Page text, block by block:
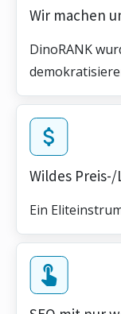
Wir machen
DinoRANK
Wildes
Ein